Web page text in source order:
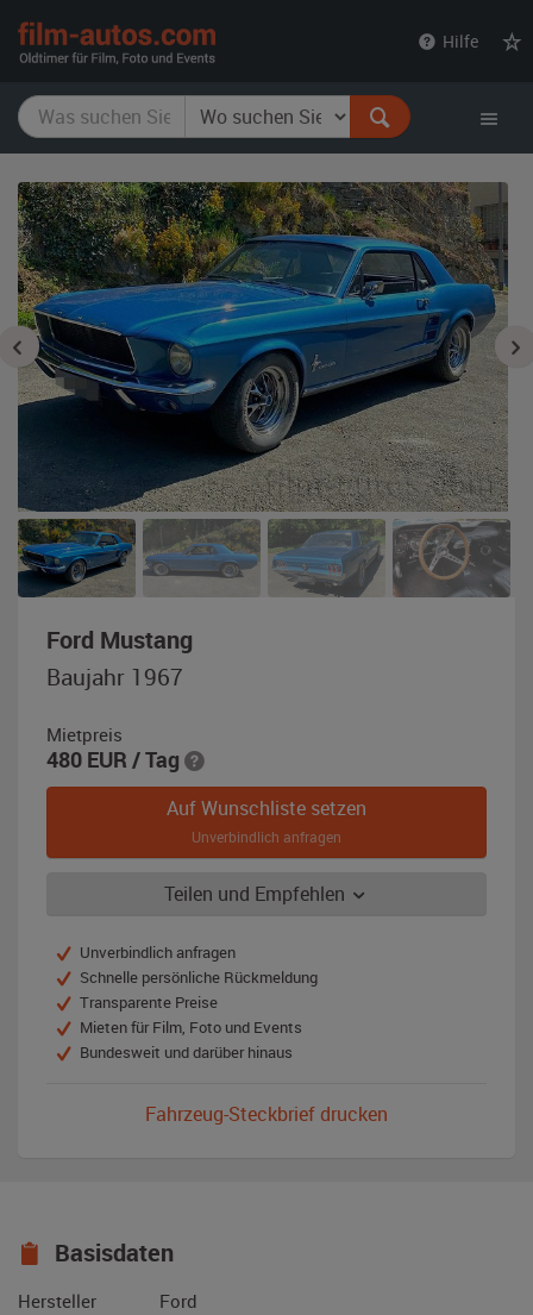
Hilfe
Ford Mustang
metallic
Baujahr 1967
Mietpreis
480 EUR / Tag
Auf Wunschliste setzen
Unverbindlich anfragen
Teilen und Empfehlen
Unverbindlich anfragen
Schnelle persönliche Rückmeldung
Transparente Preise
Mieten für Film, Foto und Events
Bundesweit und darüber hinaus
Fahrzeug-Steckbrief drucken
Basisdaten
Hersteller
Ford